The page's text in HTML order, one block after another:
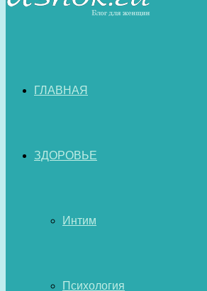
ГЛАВНАЯ
ЗДОРОВЬЕ
Интим
Психология